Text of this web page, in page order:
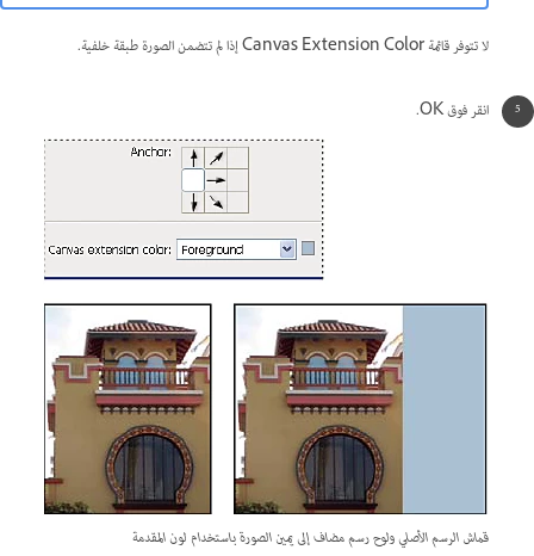
لا تتوفر قائمة Canvas Extension Color إذا لم تتضمن الصورة طبقة خلفية.
انقر فوق OK.
قماش الرسم الأصلي ولوح رسم مضاف إلى يمين الصورة باستخدام لون المقدمة